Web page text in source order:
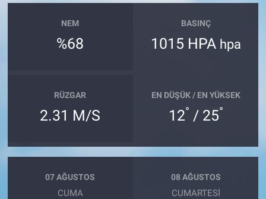
NEM
%68
BASINÇ
1015 HPA hpa
RÜZGAR
2.31 M/S
EN DÜŞÜK / EN YÜKSEK
12° / 25°
07 AĞUSTOS
CUMA
08 AĞUSTOS
CUMARTESI